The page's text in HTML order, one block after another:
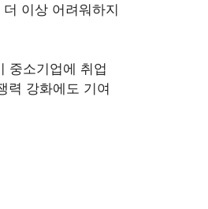
이상 어려워하지
중소기업에 취업
력 강화에도 기여